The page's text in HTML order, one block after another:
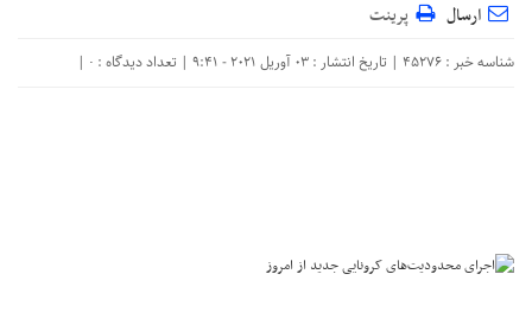
ارسال پرینت
شناسه خبر : 45276 | تاریخ انتشار : 03 آوریل 2021 - 9:41 | تعداد دیدگاه : ۰ |